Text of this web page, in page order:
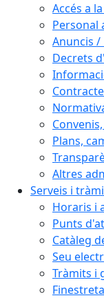
Accés a
Personal
Anuncis /
Decrets
Plans,
Altres
Serveis i
Horaris i
Punts
Catàleg
Seu
Tràmits i